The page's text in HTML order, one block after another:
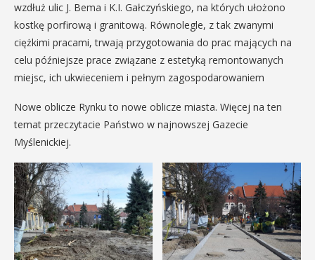
wzdłuż ulic J. Bema i K.I. Gałczyńskiego, na których ułożono
kostkę porfirową i granitową. Równolegle, z tak zwanymi
ciężkimi pracami, trwają przygotowania do prac mających na
celu późniejsze prace związane z estetyką remontowanych
miejsc, ich ukwieceniem i pełnym zagospodarowaniem
Nowe oblicze Rynku to nowe oblicze miasta. Więcej na ten
temat przeczytacie Państwo w najnowszej Gazecie
Myślenickiej.